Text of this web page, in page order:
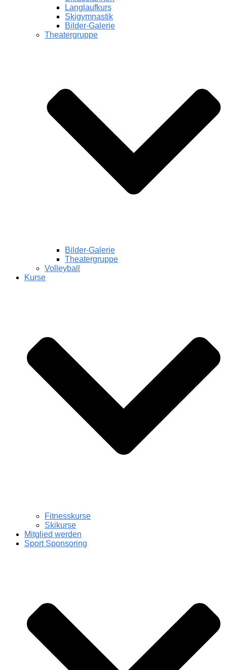
Langlaufkurs
Skigymnastik
Bilder-Galerie
Theatergruppe
Bilder-Galerie
Theatergruppe
Volleyball
Kurse
Fitnesskurse
Skikurse
Mitglied werden
Sport Sponsoring